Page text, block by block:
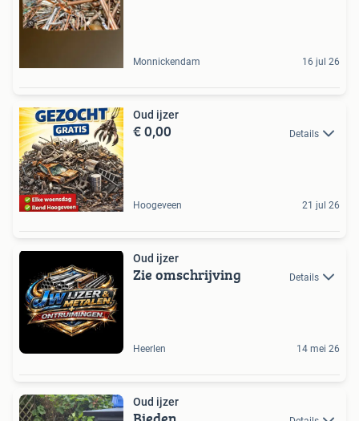
Monnickendam 16 jul 26
Oud ijzer
€ 0,00 Details
Hoogeveen 21 jul 26
Oud ijzer
Zie omschrijving Details
Heerlen 14 mei 26
Oud ijzer